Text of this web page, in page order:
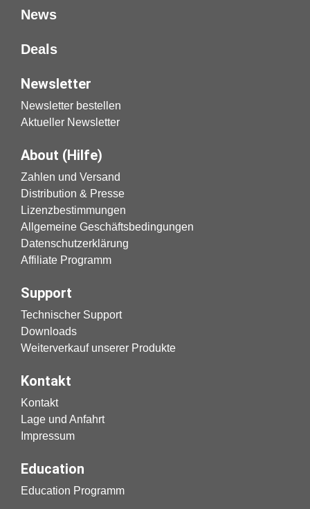
News
Deals
Newsletter
Newsletter bestellen
Aktueller Newsletter
About (Hilfe)
Zahlen und Versand
Distribution & Presse
Lizenzbestimmungen
Allgemeine Geschäftsbedingungen
Datenschutzerklärung
Affiliate Programm
Support
Technischer Support
Downloads
Weiterverkauf unserer Produkte
Kontakt
Kontakt
Lage und Anfahrt
Impressum
Education
Education Programm